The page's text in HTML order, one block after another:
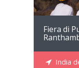
Fiera di
India